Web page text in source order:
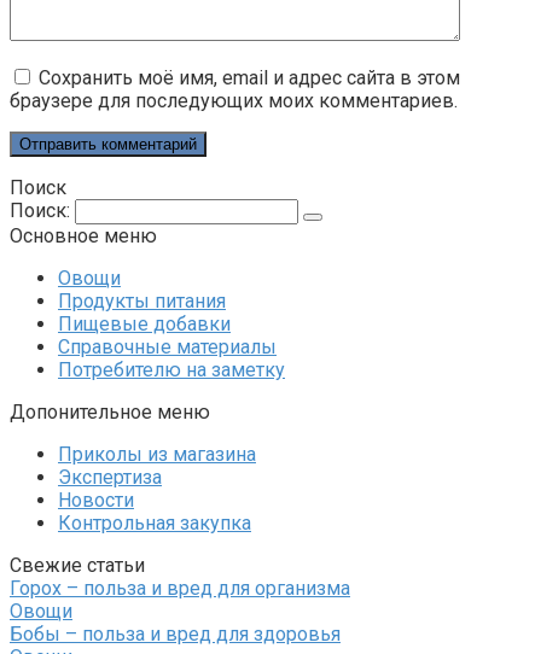
Сохранить моё имя, email и адрес сайта в этом
браузере для последующих моих комментариев.
Поиск
Поиск:
Основное меню
Овощи
Продукты питания
Пищевые добавки
Справочные материалы
Потребителю на заметку
Допонительное меню
Приколы из магазина
Экспертиза
Новости
Контрольная закупка
Свежие статьи
Горох – польза и вред для организма
Овощи
Бобы – польза и вред для здоровья